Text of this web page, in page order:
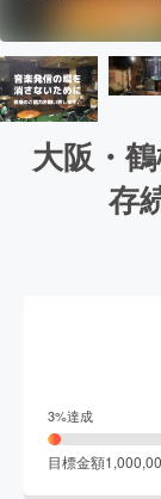
大阪・
存
3%達成
目標金額